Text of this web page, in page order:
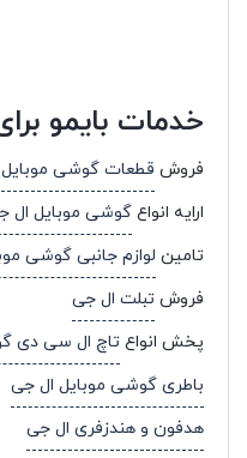
خدمات بایمو
فروش قطعات گوشی
ارایه انواع گوشی موبایل ال
تامین لوازم جانبی گوشی
فروش تبلت ال جی
پخش انواع تاچ ال سی دی
باطری گوشی موبایل ال جی
هدفون و هندزفری ال جی